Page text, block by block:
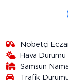
Nöbetçi
Hava Durumu
Samsun
Trafik